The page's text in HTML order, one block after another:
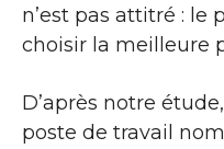
n’est pas attitré : le
choisir la meilleure
D’après notre
poste de travail